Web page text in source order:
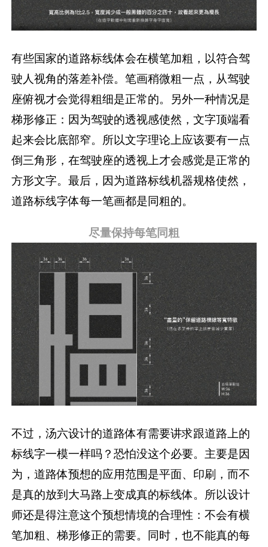
有些国家的道路标线体会在横笔加粗，以符合驾
驶人视角的落差补偿。笔画稍微粗一点，从驾驶
座俯视才会觉得粗细是正常的。另外一种情况是
梯形修正：因为驾驶的透视感使然，文字顶端看
起来会比底部窄。所以文字理论上应该要有一点
倒三角形，在驾驶座的透视上才会感觉是正常的
方形文字。最后，因为道路标线机器规格使然，
道路标线字体每一笔画都是同粗的。
尽量保持每笔同粗
不过，汤六设计的道路体有需要讲求跟道路上的
标线字一模一样吗？恐怕没这个必要。主要是因
为，道路体预想的应用范围是平面、印刷，而不
是真的放到大马路上变成真的标线体。所以设计
师还是得注意这个预想情境的合理性：不会有横
笔加粗、梯形修正的需要。同时，也不能真的每